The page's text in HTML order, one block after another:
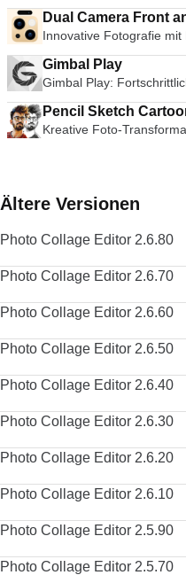
Dual Camera Front
Innovative Fotografie mit
Gimbal Play
Gimbal Play:
Pencil Sketch
Kreative Foto-
Ältere Versionen
Photo Collage Editor 2.6.80
Photo Collage Editor 2.6.70
Photo Collage Editor 2.6.60
Photo Collage Editor 2.6.50
Photo Collage Editor 2.6.40
Photo Collage Editor 2.6.30
Photo Collage Editor 2.6.20
Photo Collage Editor 2.6.10
Photo Collage Editor 2.5.90
Photo Collage Editor 2.5.70